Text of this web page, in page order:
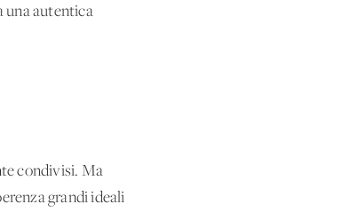
una autentica
condivisi. Ma
grandi ideali